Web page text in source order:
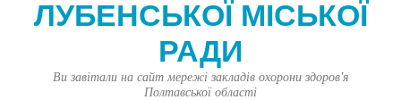
ЛУБЕНСЬКОЇ МІСЬКОЇ
РАДИ
Ви завітали на сайт мережі закладів охорони здоров'я
Полтавської області